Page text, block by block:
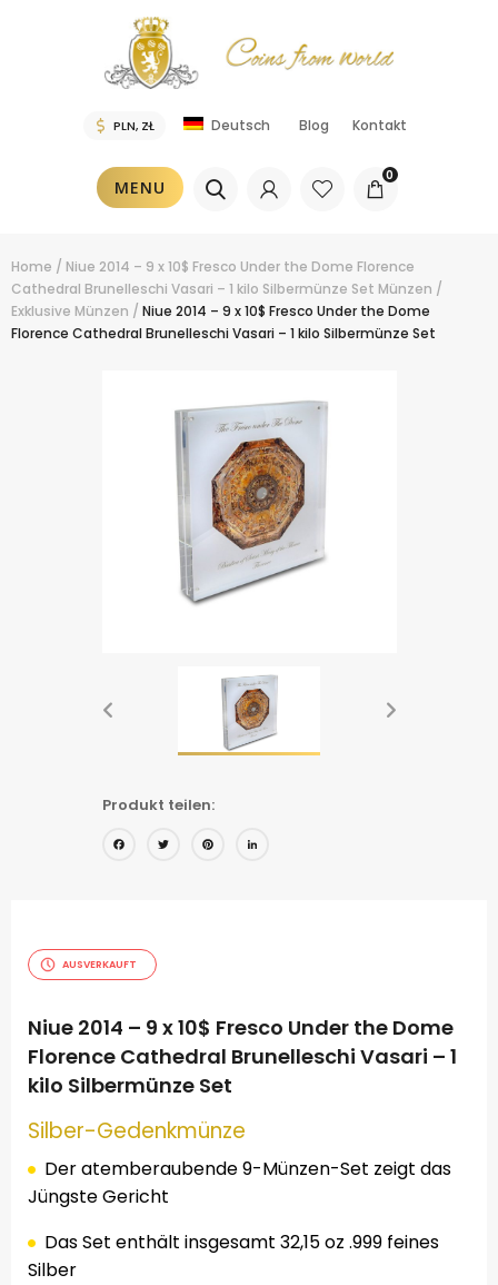
Deutsch Blog Kontakt
MENU
0
Home / Niue 2014 – 9 x 10$ Fresco Under the Dome Florence
Cathedral Brunelleschi Vasari – 1 kilo Silbermünze Set Münzen /
Exklusive Münzen / Niue 2014 – 9 x 10$ Fresco Under the Dome
Florence Cathedral Brunelleschi Vasari – 1 kilo Silbermünze Set
Produkt teilen:
Facebook
TwitterPinterest
AUSVERKAUFT
Niue 2014 – 9 x 10$ Fresco Under the Dome
Florence Cathedral Brunelleschi Vasari – 1
kilo Silbermünze Set
Silber-Gedenkmünze
Der atemberaubende 9-Münzen-Set zeigt das
Jüngste Gericht
Das Set enthält insgesamt 32,15 oz .999 feines
Silber